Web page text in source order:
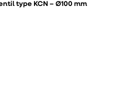
type KCN – Ø100 mm